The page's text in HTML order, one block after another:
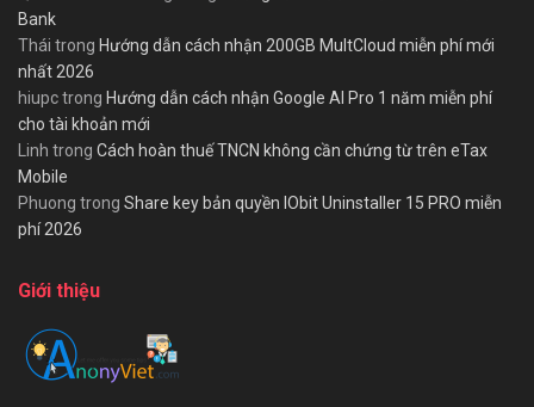
Bank
Thái trong Hướng dẫn cách nhận 200GB MultCloud miễn phí mới
nhất 2026
hiupctrong Hướng dẫn cách nhận Google AI Pro 1 năm miễn phí
cho tài khoản mới
Linh trong Cách hoàn thuế TNCN không cần chứng từ trên eTax
Mobile
Phuong trong Share key bản quyền IObit Uninstaller 15 PRO miễn
phí 2026
Giới thiệu